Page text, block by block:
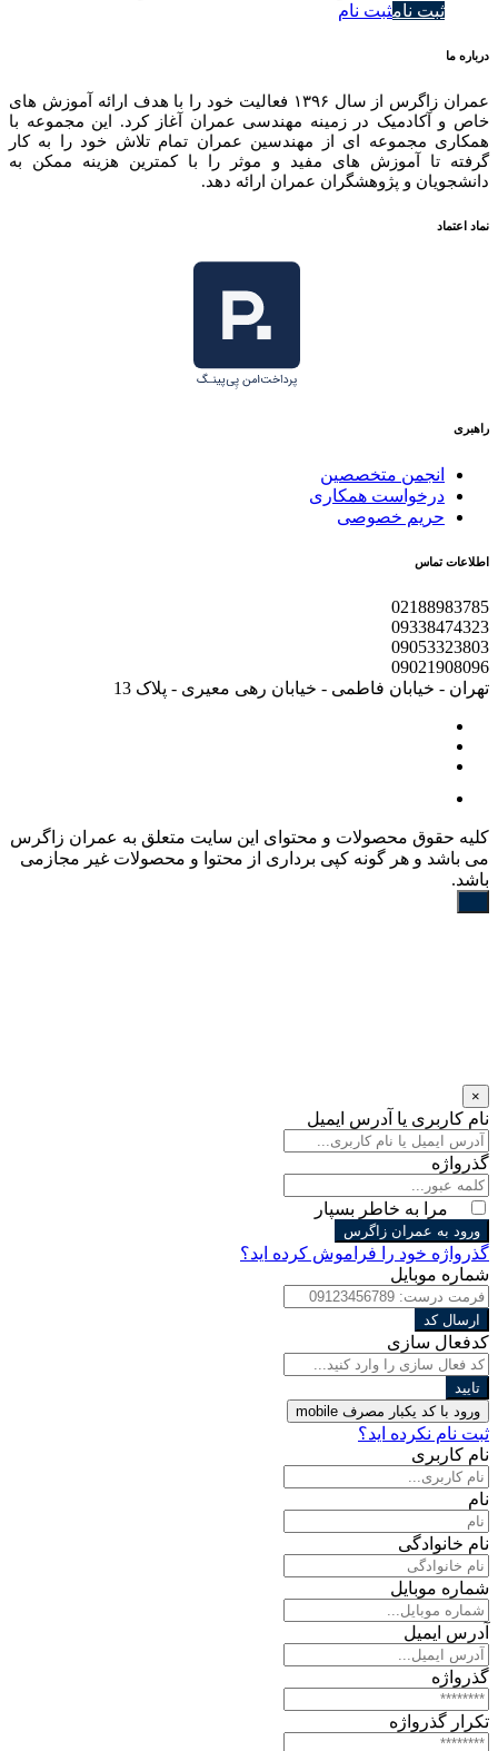
ثبت نامثبت نام
درباره ما
عمران زاگرس از سال ۱۳۹۶ فعالیت خود را با هدف ارائه آموزش های
خاص و آکادمیک در زمینه مهندسی عمران آغاز کرد. این مجموعه با
همکاری مجموعه ای از مهندسین عمران تمام تلاش خود را به کار
گرفته تا آموزش های مفید و موثر را با کمترین هزینه ممکن به
دانشجویان و پژوهشگران عمران ارائه دهد.
نماد اعتماد
راهبری
انجمن متخصصین
درخواست همکاری
حریم خصوصی
اطلاعات تماس
02188983785
09338474323
09053323803
09021908096
تهران - خیابان فاطمی - خیابان رهی معیری - پلاک 13
کليه حقوق محصولات و محتوای اين سایت متعلق به عمران زاگرس
می باشد و هر گونه کپی برداری از محتوا و محصولات غیر مجازمی
باشد.
×
نام کاربری یا آدرس ایمیل
گذرواژه
مرا به خاطر بسپار
ورود به عمران زاگرس
گذرواژه خود را فراموش کرده اید؟
شماره موبایل
ارسال کد
کدفعال سازی
تایید
ورود با کد یکبار مصرف mobile
ثبت نام نکرده اید؟
نام کاربری
نام
نام خانوادگی
شماره موبایل
آدرس ایمیل
گذرواژه
تکرار گذرواژه